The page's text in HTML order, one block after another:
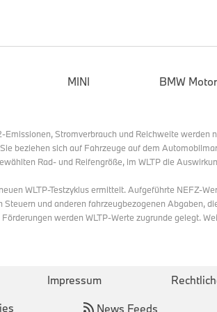
und Besucher als auch Einwohnerinnen
Fotografie soll insbesondere der
darüber hinaus ein ebenso hohes
Kooperation auf Augenhöhe.
Bitte wenden Sie sich bei Rückfragen an:
MINI BMW
Emissionen, Stromverbrauch und Reichweite werden
beziehen sich auf Fahrzeuge auf dem
Rad- und Reifengröße, im WLTP die
WLTP-Testzyklus ermittelt. Aufgeführte NEFZ-
Steuern und anderen fahrzeugbezogenen Abgaben,
werden WLTP-Werte zugrunde gelegt.
Impressum
News Feeds